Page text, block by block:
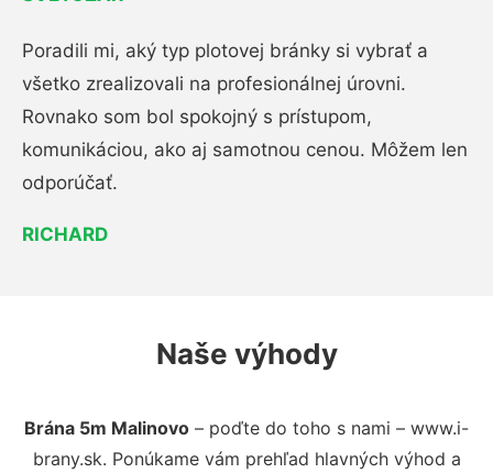
Poradili mi, aký typ plotovej bránky si vybrať a
všetko zrealizovali na profesionálnej úrovni.
Rovnako som bol spokojný s prístupom,
komunikáciou, ako aj samotnou cenou. Môžem len
odporúčať.
RICHARD
Naše výhody
Brána 5m Malinovo – poďte do toho s nami – www.i-
brany.sk. Ponúkame vám prehľad hlavných výhod a